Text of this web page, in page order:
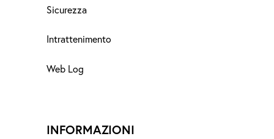
Sicurezza
Intrattenimento
Web Log
INFORMAZIONI